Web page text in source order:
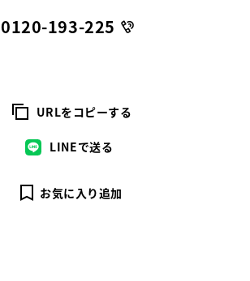
0120-193-225
URLをコピーする
LINEで送る
お気に入り追加